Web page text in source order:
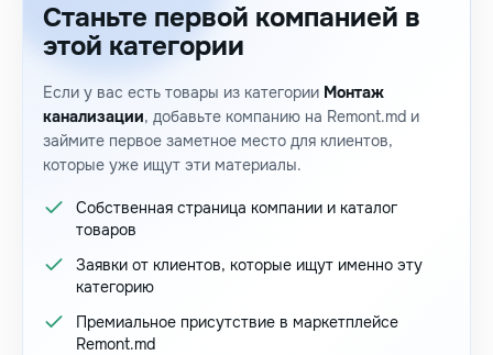
Станьте первой компанией в
этой категории
Если у вас есть товары из категории Монтаж
канализации, добавьте компанию на Remont.md и
займите первое заметное место для клиентов,
которые уже ищут эти материалы.
Собственная страница компании и каталог
товаров
Заявки от клиентов, которые ищут именно эту
категорию
Премиальное присутствие в маркетплейсе
Remont.md